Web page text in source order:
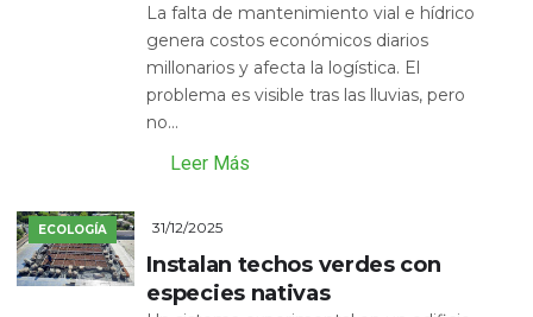
La falta de mantenimiento vial e hídrico
genera costos económicos diarios
millonarios y afecta la logística. El
problema es visible tras las lluvias, pero
no...
Leer Más
ECOLOGÍA 31/12/2025
Instalan techos verdes con
especies nativas